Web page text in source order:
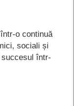
o continuă
sociali și
într-